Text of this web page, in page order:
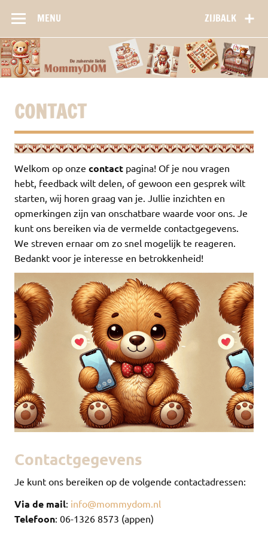
naar
inhoud
ZIJBALK
MENU
CONTACT
Welkom op onze contact pagina! Of je nou vragen
hebt, feedback wilt delen, of gewoon een gesprek wilt
starten, wij horen graag van je. Jullie inzichten en
opmerkingen zijn van onschatbare waarde voor ons. Je
kunt ons bereiken via de vermelde contactgegevens.
We streven ernaar om zo snel mogelijk te reageren.
Bedankt voor je interesse en betrokkenheid!
Contactgegevens
Je kunt ons bereiken op de volgende contactadressen:
Via de mail: info@mommydom.nl
Telefoon: 06-1326 8573 (appen)